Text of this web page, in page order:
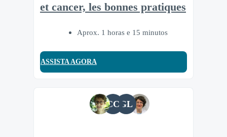
et cancer, les bonnes pratiques
Aprox. 1 horas e 15 minutos
ASSISTA AGORA
CC GL